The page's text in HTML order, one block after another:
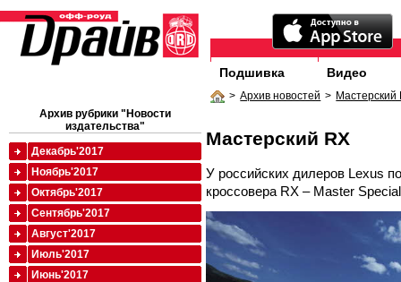
Подшивка Видео
> Архив новостей > Мастерский
Мастерский RX
У российских дилеров Lexus
кроссовера RX – Master
Архив рубрики "Новости
издательства"
Декабрь'2017
Ноябрь'2017
Октябрь'2017
Сентябрь'2017
Август'2017
Июль'2017
Июнь'2017